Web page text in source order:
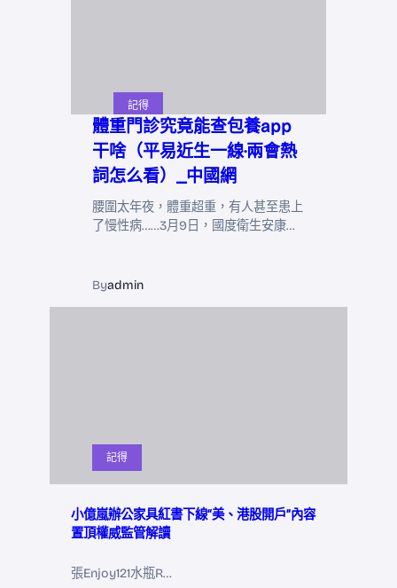
記得
體重門診究竟能查包養app
干啥（平易近生一線·兩會熱
詞怎么看）_中國網
腰圍太年夜，體重超重，有人甚至患上
了慢性病……3月9日，國度衛生安康…
Byadmin
記得
小億嵐辦公家具紅書下線“美、港股開戶”內容
置頂權威監管解讀
張Enjoy121水瓶R…